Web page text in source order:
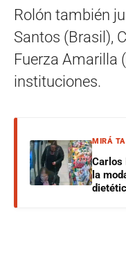
Rolón también
Santos (Brasil),
Fuerza Amarilla
instituciones.
MIRÁ
Carlos
la